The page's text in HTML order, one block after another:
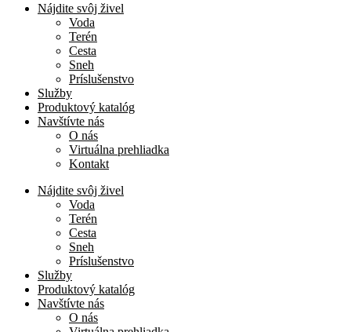
Nájdite svôj živel
Voda
Terén
Cesta
Sneh
Príslušenstvo
Služby
Produktový katalóg
Navštívte nás
O nás
Virtuálna prehliadka
Kontakt
Nájdite svôj živel
Voda
Terén
Cesta
Sneh
Príslušenstvo
Služby
Produktový katalóg
Navštívte nás
O nás